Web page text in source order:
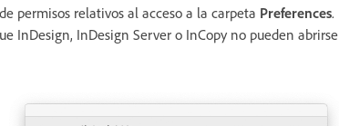
permisos relativos al acceso a la carpeta Preferences.
InDesign, InDesign Server o InCopy no pueden abrirse